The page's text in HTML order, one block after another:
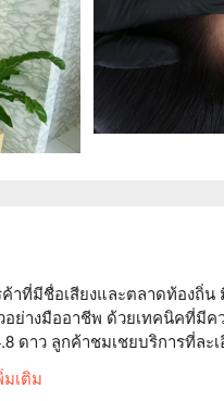
ที่มีชื่อเสียงและตลาดท้องถิ่น
อย่างมืออาชีพ ด้วยเทคนิคที่มี
ดาว ลูกค้าชมเชยบริการที่ละ
ารเสริมแต่งใบหน้าหรือผู้หญิง
FunNow เพื่อรับส่วนลดทันที!
เติม